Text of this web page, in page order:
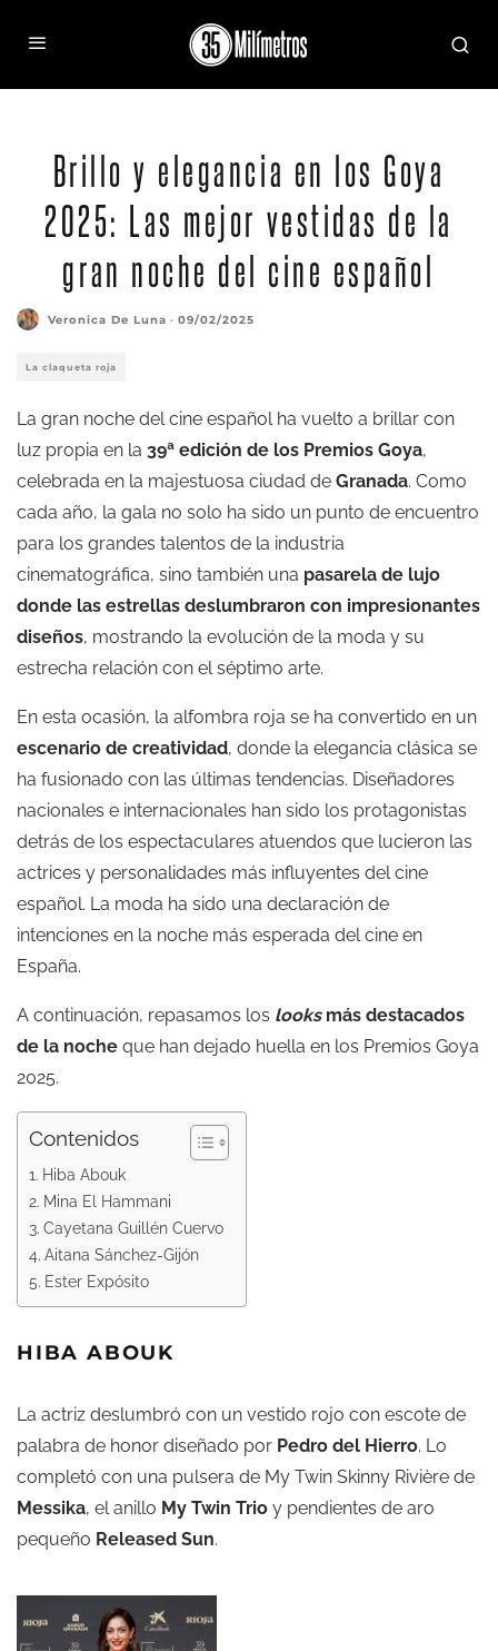
Brillo y elegancia en los Goya
2025: Las mejor vestidas de la
gran noche del cine español
Veronica De Luna · 09/02/2025
La claqueta roja
La gran noche del cine español ha vuelto a brillar con
luz propia en la 39ª edición de los Premios Goya,
celebrada en la majestuosa ciudad de Granada. Como
cada año, la gala no solo ha sido un punto de encuentro
para los grandes talentos de la industria
cinematográfica, sino también una pasarela de lujo
donde las estrellas deslumbraron con impresionantes
diseños, mostrando la evolución de la moda y su
estrecha relación con el séptimo arte.
En esta ocasión, la alfombra roja se ha convertido en un
escenario de creatividad, donde la elegancia clásica se
ha fusionado con las últimas tendencias. Diseñadores
nacionales e internacionales han sido los protagonistas
detrás de los espectaculares atuendos que lucieron las
actrices y personalidades más influyentes del cine
español. La moda ha sido una declaración de
intenciones en la noche más esperada del cine en
España.
A continuación, repasamos los looksmás destacados
de la noche que han dejado huella en los Premios Goya
2025.
Contenidos
Hiba Abouk
Mina El Hammani
Cayetana Guillén Cuervo
Aitana Sánchez-Gijón
Ester Expósito
HIBA ABOUK
La actriz deslumbró con un vestido rojo con escote de
palabra de honor diseñado por Pedro del Hierro. Lo
completó con una pulsera de My Twin Skinny Rivière de
Messika, el anillo My Twin Trio y pendientes de aro
pequeño Released Sun.